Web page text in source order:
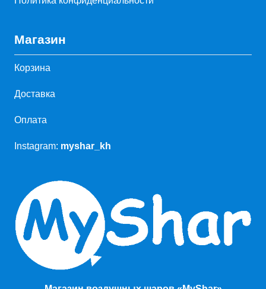
Магазин
Корзина
Доставка
Оплата
Instagram: myshar_kh